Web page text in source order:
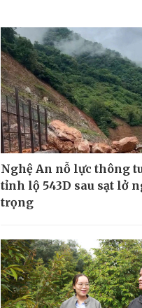
Nghệ An nỗ lực thông
tỉnh lộ 543D sau sạt lở
trọng